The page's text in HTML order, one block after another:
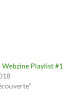
Playlist #1